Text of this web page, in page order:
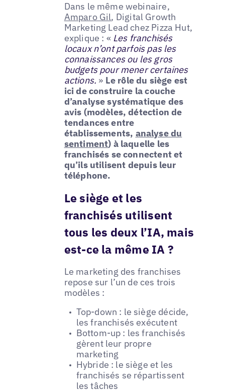
Dans le même webinaire,
Amparo Gil, Digital Growth
Marketing Lead chez Pizza Hut,
explique : « Les franchisés
locaux n’ont parfois pas les
connaissances ou les gros
budgets pour mener certaines
actions. » Le rôle du siège est
ici de construire la couche
d’analyse systématique des
avis (modèles, détection de
tendances entre
établissements, analyse du
sentiment) à laquelle les
franchisés se connectent et
qu’ils utilisent depuis leur
téléphone.
Le siège et les
franchisés utilisent
tous les deux l’IA, mais
est-ce la même IA ?
Le marketing des franchises
repose sur l’un de ces trois
modèles :
Top-down : le siège décide,
les franchisés exécutent
Bottom-up : les franchisés
gèrent leur propre
marketing
Hybride : le siège et les
franchisés se répartissent
les tâches